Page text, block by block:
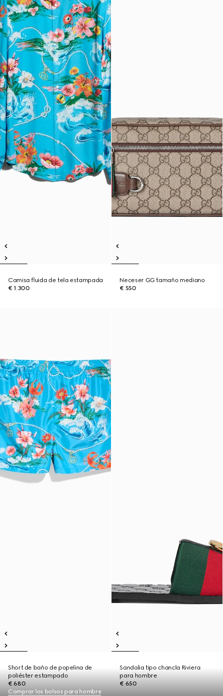
Camisa fluida de tela estampada
€ 1.300
Neceser GG tamaño mediano
€ 550
Short de baño de popelina de
poliéster estampado
€ 680
Sandalia tipo chancla Riviera
para hombre
€ 650
Comprar los bolsos para hombre